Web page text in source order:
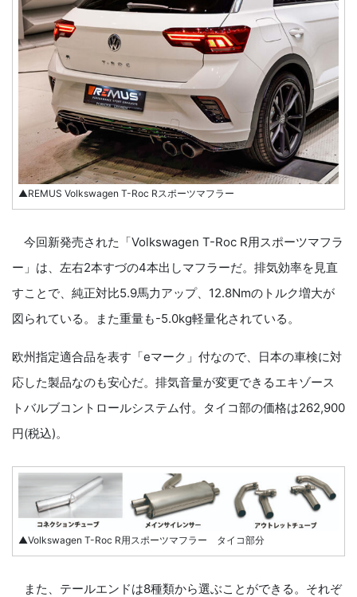
▲REMUS Volkswagen T-Roc Rスポーツマフラー
今回新発売された「Volkswagen T-Roc R用スポーツマフラ
ー」は、左右2本すづの4本出しマフラーだ。排気効率を見直
すことで、純正対比5.9馬力アップ、12.8Nmのトルク増大が
図られている。また重量も-5.0kg軽量化されている。
欧州指定適合品を表す「eマーク」付なので、日本の車検に対
応した製品なのも安心だ。排気音量が変更できるエキゾース
トバルブコントロールシステム付。タイコ部の価格は262,900
円(税込)。
▲Volkswagen T-Roc R用スポーツマフラー タイコ部分
また、テールエンドは8種類から選ぶことができる。それぞ